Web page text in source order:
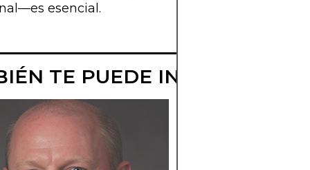
esencial.
TE PUEDE INTERESAR